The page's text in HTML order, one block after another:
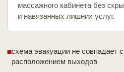
массажного кабинета без
и навязанных лишних услуг.
схема эвакуации не совпадает
расположением выходов